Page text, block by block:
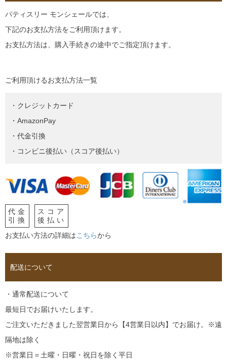
パティスリー モンシェールでは、
下記のお支払方法をご利用頂けます。
お支払方法は、購入手続きの途中でご指定頂けます。
ご利用頂けるお支払方法一覧
・クレジットカード
・AmazonPay
・代金引換
・コンビニ後払い（スコア後払い）
代金
引換
スコア
後払い
お支払い方法の詳細はこちらから
配送について
・通常配送について
最短日でお届けいたします。
ご注文いただきました翌営業日から【4営業日以内】でお届け。※遠
隔地は除く
※営業日＝土曜・日曜・祝日を除く平日